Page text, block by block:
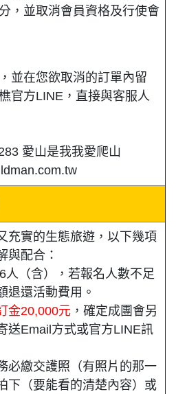
，並取消會員資格及行使會
並在您欲取消的訂單內留
官方LINE，直接與客服人
愛山是我我愛爬山
充實的生態旅遊，以下幾項
與配合：
人（含），若報名人數不足
退還活動費用。
金20,000元 ，確定成團會另
送Email方式或官方LINE訊
必繳交護照（有照片的那一
下（要能看的清楚內容）或